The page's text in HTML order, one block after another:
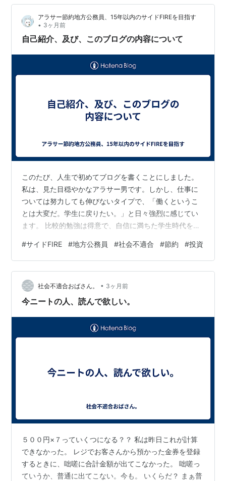
くれない。 そりゃそうだよね。 相手からすれば 「本当
に仕事できる？」 「長く続けられる？」 って思うよね。
アラサー節約地方公務員、15年以内のサイドFIREを目指す
• 3ヶ月前
自己紹介、及び、このブログの内容について
このたび、人生で初めてブログを書くことにしました。
私は、見た目穏やかなアラサー男です。しかし、仕事に
ついては努力しても伸びないタイプで、「働くというこ
とは大変だ。学生に戻りたい。」と日々強烈に感じてい
ます。 比較的勉強は得意で、自信に満ちた学生時代を過
働いた小売業で、労働適性のなさがあらわに。初心者マ
ークがなんと1年半ものあいだ外れず、入浴しながら涙が
出てきて退職しました。 卒業後は民間で*年間働き、これ
についてもどうしても無理で退職。なんとか地方公務員
として採用され、しがみついています。 私は、自分の中
#サイドFIRE #地方公務員 #社会不適合 #節約 #投資
社会不適合おばさん。 • 3ヶ月前
今ニートの人、読んで欲しい。
５００円×７っていくつになる？？ 私は昨日これが計算
できなかった。 レジでお客さんから預かった金券を登録
するときに、咄嗟に合計金額が出てこなかった。 咄嗟っ
ていうか、普通に出てこない。今も。 いくらだ？ まぁ普